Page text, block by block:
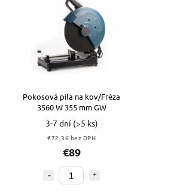
Pokosová píla na kov/Fréza
3560 W 355 mm GW
3-7 dní (>5 ks)
€72,36 bez DPH
€89